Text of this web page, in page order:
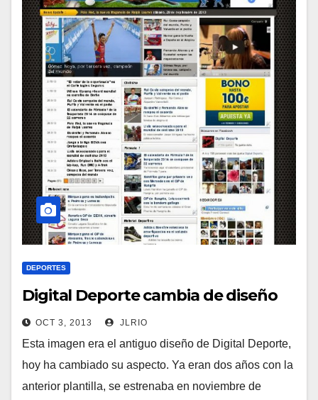
DEPORTES
Digital Deporte cambia de diseño
OCT 3, 2013 JLRIO
Esta imagen era el antiguo diseño de Digital Deporte,
hoy ha cambiado su aspecto. Ya eran dos años con la
anterior plantilla, se estrenaba en noviembre de